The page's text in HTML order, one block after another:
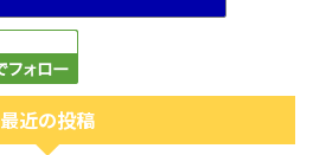
最近の投稿